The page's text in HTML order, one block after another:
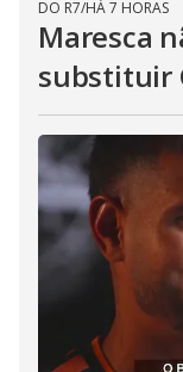
DO R7/HÁ 7 HORAS
Maresca
substituir